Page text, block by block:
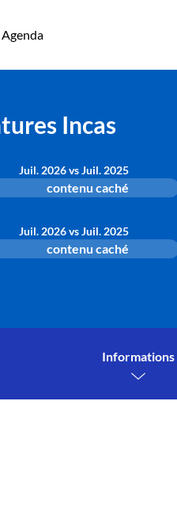
Agenda
Incas
Juil. 2026 vs Juil. 2025
contenu caché
Juil. 2026 vs Juil. 2025
contenu caché
Informations